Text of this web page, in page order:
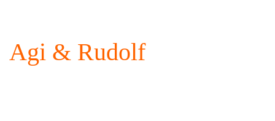
Agi & Rudolf